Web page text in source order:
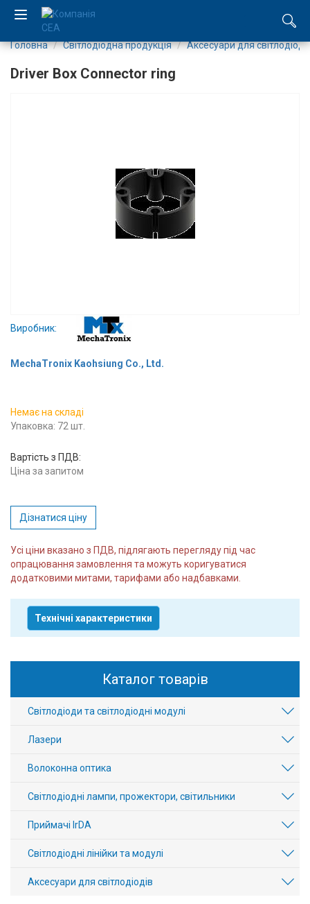
Виробництво
Вхід/
авторизація
Контакти
Доставка
Підтримка
Головна Світлодіодна продукція Аксесуари для
Driver Box Connector ring
Виробник:
MechaTronix Kaohsiung Co., Ltd.
Немає на складі
Упаковка: 72 шт.
Вартість з ПДВ:
Ціна за запитом
Дізнатися ціну
Усі ціни вказано з ПДВ, підлягають перегляду під час
опрацювання замовлення та можуть коригуватися
додатковими митами, тарифами або надбавками.
Технічні характеристики
Каталог товарів
Світлодіоди та світлодіодні модулі
Лазери
Волоконна оптика
Світлодіодні лампи, прожектори, світильники
Приймачі IrDA
Світлодіодні лінійки та модулі
Аксесуари для світлодіодів